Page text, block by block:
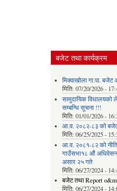
बजेट तथा कार्यक्रम
मिक्वाखोला गा.पा.
मिति: 07/20/2026 -
सामुदायिक विधालयको
सम्बन्धि सूचना !!!
मिति: 01/01/2026 -
आ.व. २०८२-८३ को
मिति: 06/25/2025 -
आ.व. २०८१-८२ को
गाउँसभा१८ औं
असार २५ गते
मिति: 06/27/2024 -
बजेट तथा Report o&m
मिति: 06/27/2024 -